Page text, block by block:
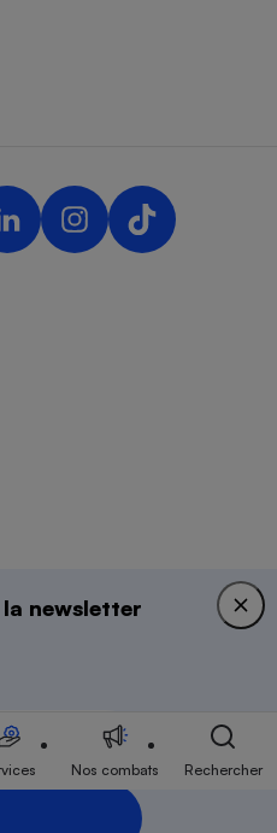
newsletter
des producteurs et des
Nos combats Rechercher